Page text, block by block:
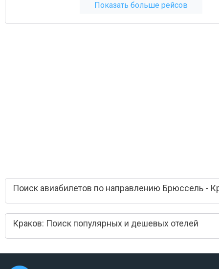
Показать больше рейсов
Поиск авиабилетов по направлению Брюссель -
Краков: Поиск популярных и дешевых отелей